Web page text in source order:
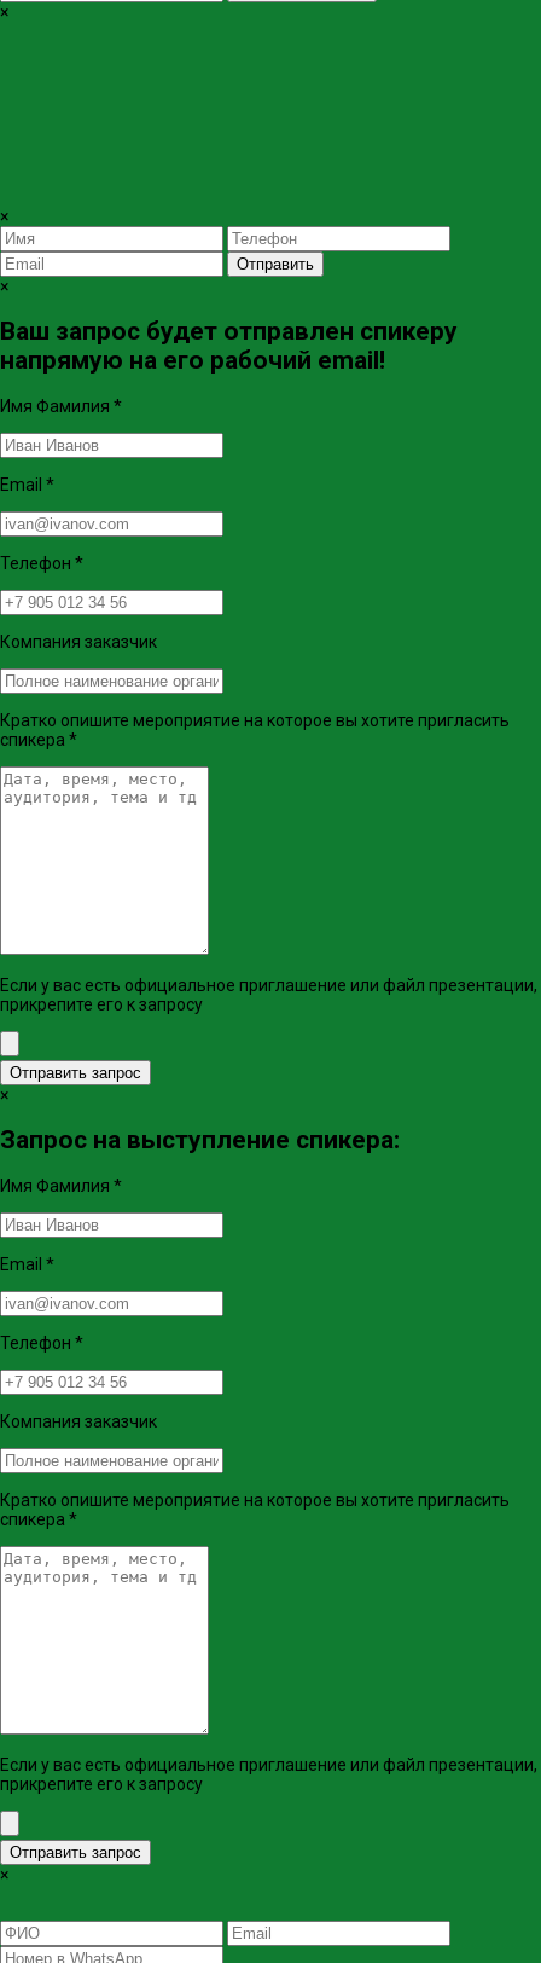
×
×
Отправить
×
Ваш запрос будет отправлен спикеру
напрямую на его рабочий email!
Имя Фамилия *
Email *
Телефон *
Компания заказчик
Кратко опишите мероприятие на которое вы хотите пригласить
спикера *
Если у вас есть официальное приглашение или файл презентации,
прикрепите его к запросу
Отправить запрос
×
Запрос на выступление спикера:
Имя Фамилия *
Email *
Телефон *
Компания заказчик
Кратко опишите мероприятие на которое вы хотите пригласить
спикера *
Если у вас есть официальное приглашение или файл презентации,
прикрепите его к запросу
Отправить запрос
×